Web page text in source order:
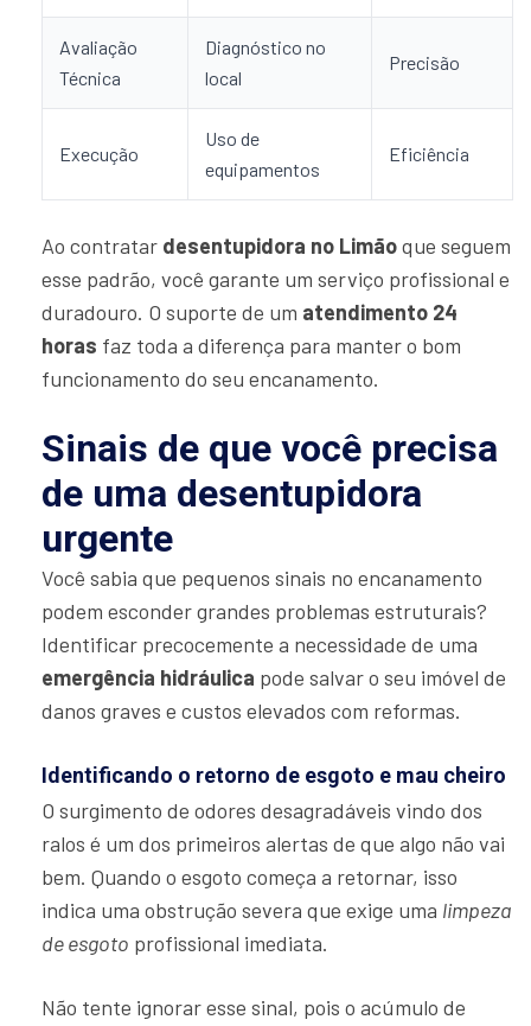
Avaliação
Técnica
Diagnóstico no
local
Precisão
Execução
Uso de
equipamentos
Eficiência
Ao contratar desentupidora no Limãoque seguem
esse padrão, você garante um serviço profissional e
duradouro. O suporte de um atendimento 24
horas faz toda a diferença para manter o bom
funcionamento do seu encanamento.
Sinais de que você precisa
de uma desentupidora
urgente
Você sabia que pequenos sinais no encanamento
podem esconder grandes problemas estruturais?
Identificar precocemente a necessidade de uma
emergência hidráulica pode salvar o seu imóvel de
danos graves e custos elevados com reformas.
Identificando o retorno de esgoto e mau cheiro
O surgimento de odores desagradáveis vindo dos
ralos é um dos primeiros alertas de que algo não vai
bem. Quando o esgoto começa a retornar, isso
indica uma obstrução severa que exige uma limpeza
de esgoto profissional imediata.
Não tente ignorar esse sinal, pois o acúmulo de